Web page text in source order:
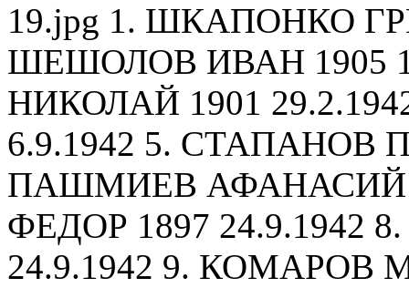
19.jpg 1. ШКАПОНКО
ШЕШОЛОВ ИВАН 1905
НИКОЛАЙ 1901
6.9.1942 5. СТАПАНОВ
ПАШМИЕВ АФАНАСИЙ
ФЕДОР 1897
24.9.1942 9. КОМАРОВ